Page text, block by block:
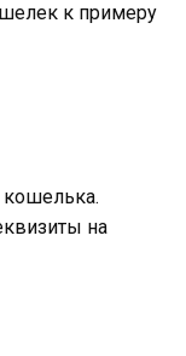
к примеру
на